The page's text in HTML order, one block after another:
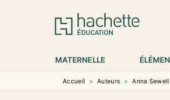
MENU RECHERCHE
MATERNELLE
Accueil > Auteurs > Anna Sewell